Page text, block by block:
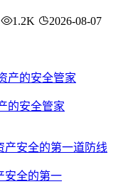
1.2K 2026-08-07
的安全管家
安全的第一